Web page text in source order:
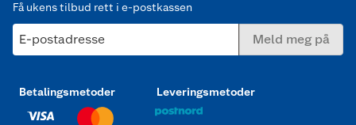
Få ukens tilbud rett i e-postkassen
E-postadresse Meld meg på
Betalingsmetoder Leveringsmetoder